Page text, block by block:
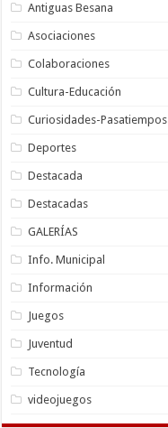
Antiguas Besana
Asociaciones
Colaboraciones
Cultura-Educación
Curiosidades-Pasatiempos
Deportes
Destacada
Destacadas
GALERÍAS
Info. Municipal
Información
Juegos
Juventud
Tecnología
videojuegos